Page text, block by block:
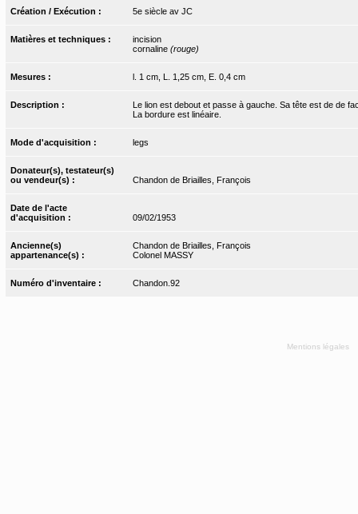
Création / Exécution : 5e siècle av JC
Matières et techniques :
incision
cornaline (rouge)
Mesures : l. 1 cm, L. 1,25 cm, E. 0,4 cm
Description :
Le lion est debout et passe à gauche. Sa tête est de de
La bordure est linéaire.
Mode d'acquisition : legs
Donateur(s), testateur(s)
ou vendeur(s) :
Chandon de Briailles, François
Date de l'acte
d'acquisition :
09/02/1953
Ancienne(s)
appartenance(s) :
Chandon de Briailles, François
Colonel MASSY
Numéro d'inventaire : Chandon.92
Mentions légales